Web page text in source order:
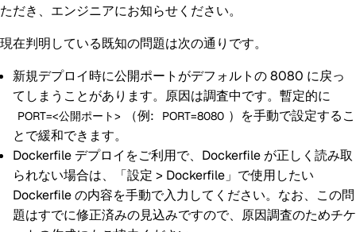
ただき、エンジニアにお知らせください。
現在判明している既知の問題は次の通りです。
新規デプロイ時に公開ポートがデフォルトの 8080 に戻っ
てしまうことがあります。原因は調査中です。暫定的に
PORT=<公開ポート> （例: PORT=8080 ）を手動で設定するこ
とで緩和できます。
Dockerfile デプロイをご利用で、Dockerfile が正しく読み取
られない場合は、「設定 > Dockerfile」で使用したい
Dockerfile の内容を手動で入力してください。なお、この問
題はすでに修正済みの見込みですので、原因調査のためチケ